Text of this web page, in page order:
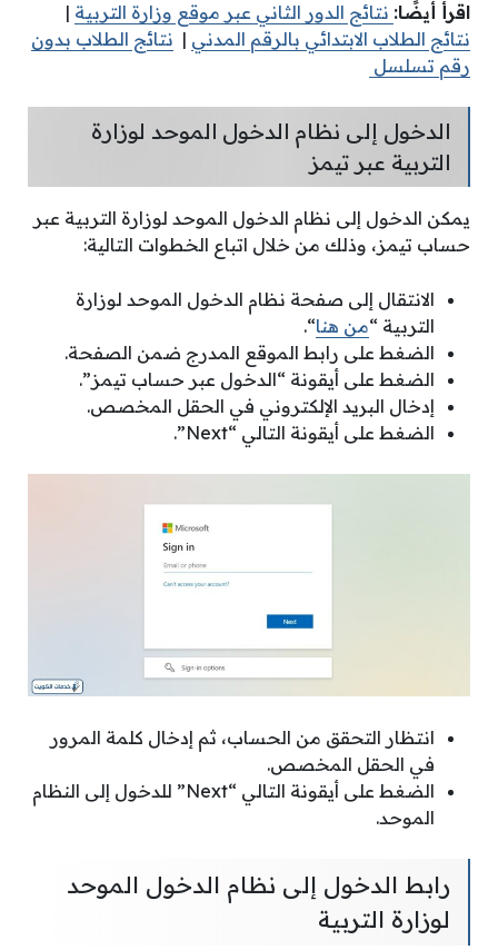
اقرأ أيضًا: نتائج الدور الثاني عبر موقع وزارة التربية |
نتائج الطلاب الابتدائي بالرقم المدني | نتائج الطلاب بدون
رقم تسلسل
الدخول إلى نظام الدخول الموحد لوزارة
التربية عبر تيمز
يمكن الدخول إلى نظام الدخول الموحد لوزارة التربية عبر
حساب تيمز، وذلك من خلال اتباع الخطوات التالية:
الانتقال إلى صفحة نظام الدخول الموحد لوزارة
التربية “من هنا“.
الضغط على رابط الموقع المدرج ضمن الصفحة.
الضغط على أيقونة “الدخول عبر حساب تيمز”.
إدخال البريد الإلكتروني في الحقل المخصص.
الضغط على أيقونة التالي “Next”.
انتظار التحقق من الحساب، ثم إدخال كلمة المرور
في الحقل المخصص.
الضغط على أيقونة التالي “Next” للدخول إلى النظام
الموحد.
رابط الدخول إلى نظام الدخول الموحد
لوزارة التربية